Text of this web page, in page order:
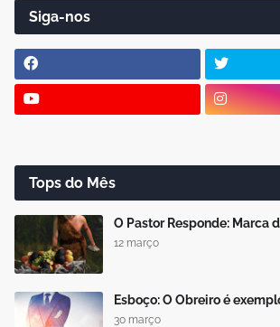
Siga-nos
Tops do Mês
O Pastor Responde: Marca
12 março
Esboço: O Obreiro é
30 março